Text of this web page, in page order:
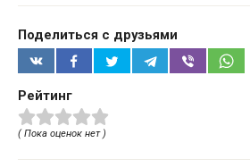
Поделиться с друзьями
Рейтинг
( Пока оценок нет )